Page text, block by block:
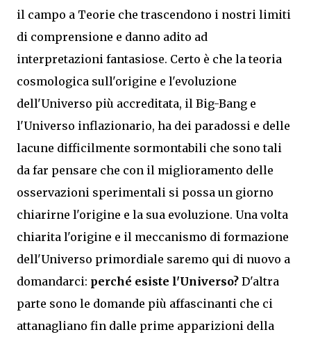
il campo a Teorie che trascendono i nostri limiti
di comprensione e danno adito ad
interpretazioni fantasiose. Certo è che la teoria
cosmologica sull'origine e l'evoluzione
dell'Universo più accreditata, il Big-Bang e
l'Universo inflazionario, ha dei paradossi e delle
lacune difficilmente sormontabili che sono tali
da far pensare che con il miglioramento delle
osservazioni sperimentali si possa un giorno
chiarirne l'origine e la sua evoluzione. Una volta
chiarita l'origine e il meccanismo di formazione
dell'Universo primordiale saremo qui di nuovo a
domandarci: perché esiste l'Universo? D'altra
parte sono le domande più affascinanti che ci
attanagliano fin dalle prime apparizioni della